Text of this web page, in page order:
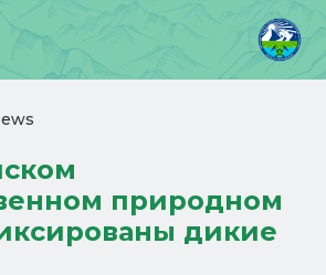
природном
дикие